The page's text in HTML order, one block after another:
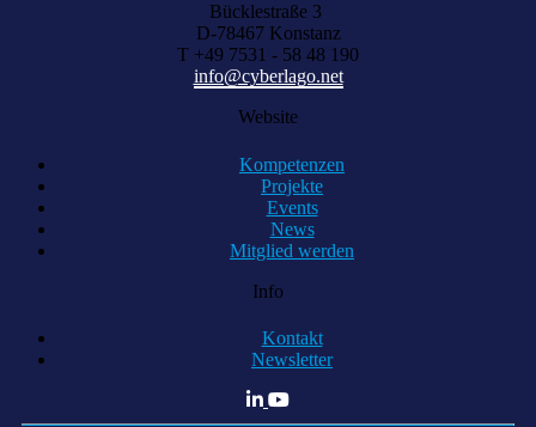
Bücklestraße 3
D-78467 Konstanz
T +49 7531 - 58 48 190
info@cyberlago.net
Website
Kompetenzen
Projekte
Events
News
Mitglied werden
Info
Kontakt
Newsletter